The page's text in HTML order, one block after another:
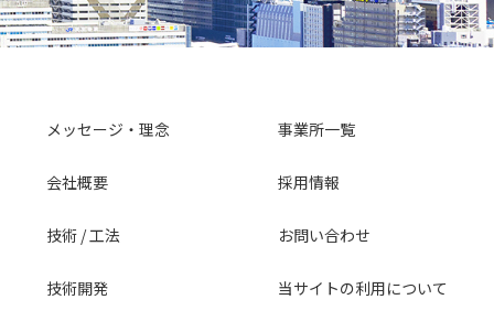
メッセージ・理念
会社概要
技術 / 工法
技術開発
事業所一覧
採用情報
お問い合わせ
当サイトの利用について